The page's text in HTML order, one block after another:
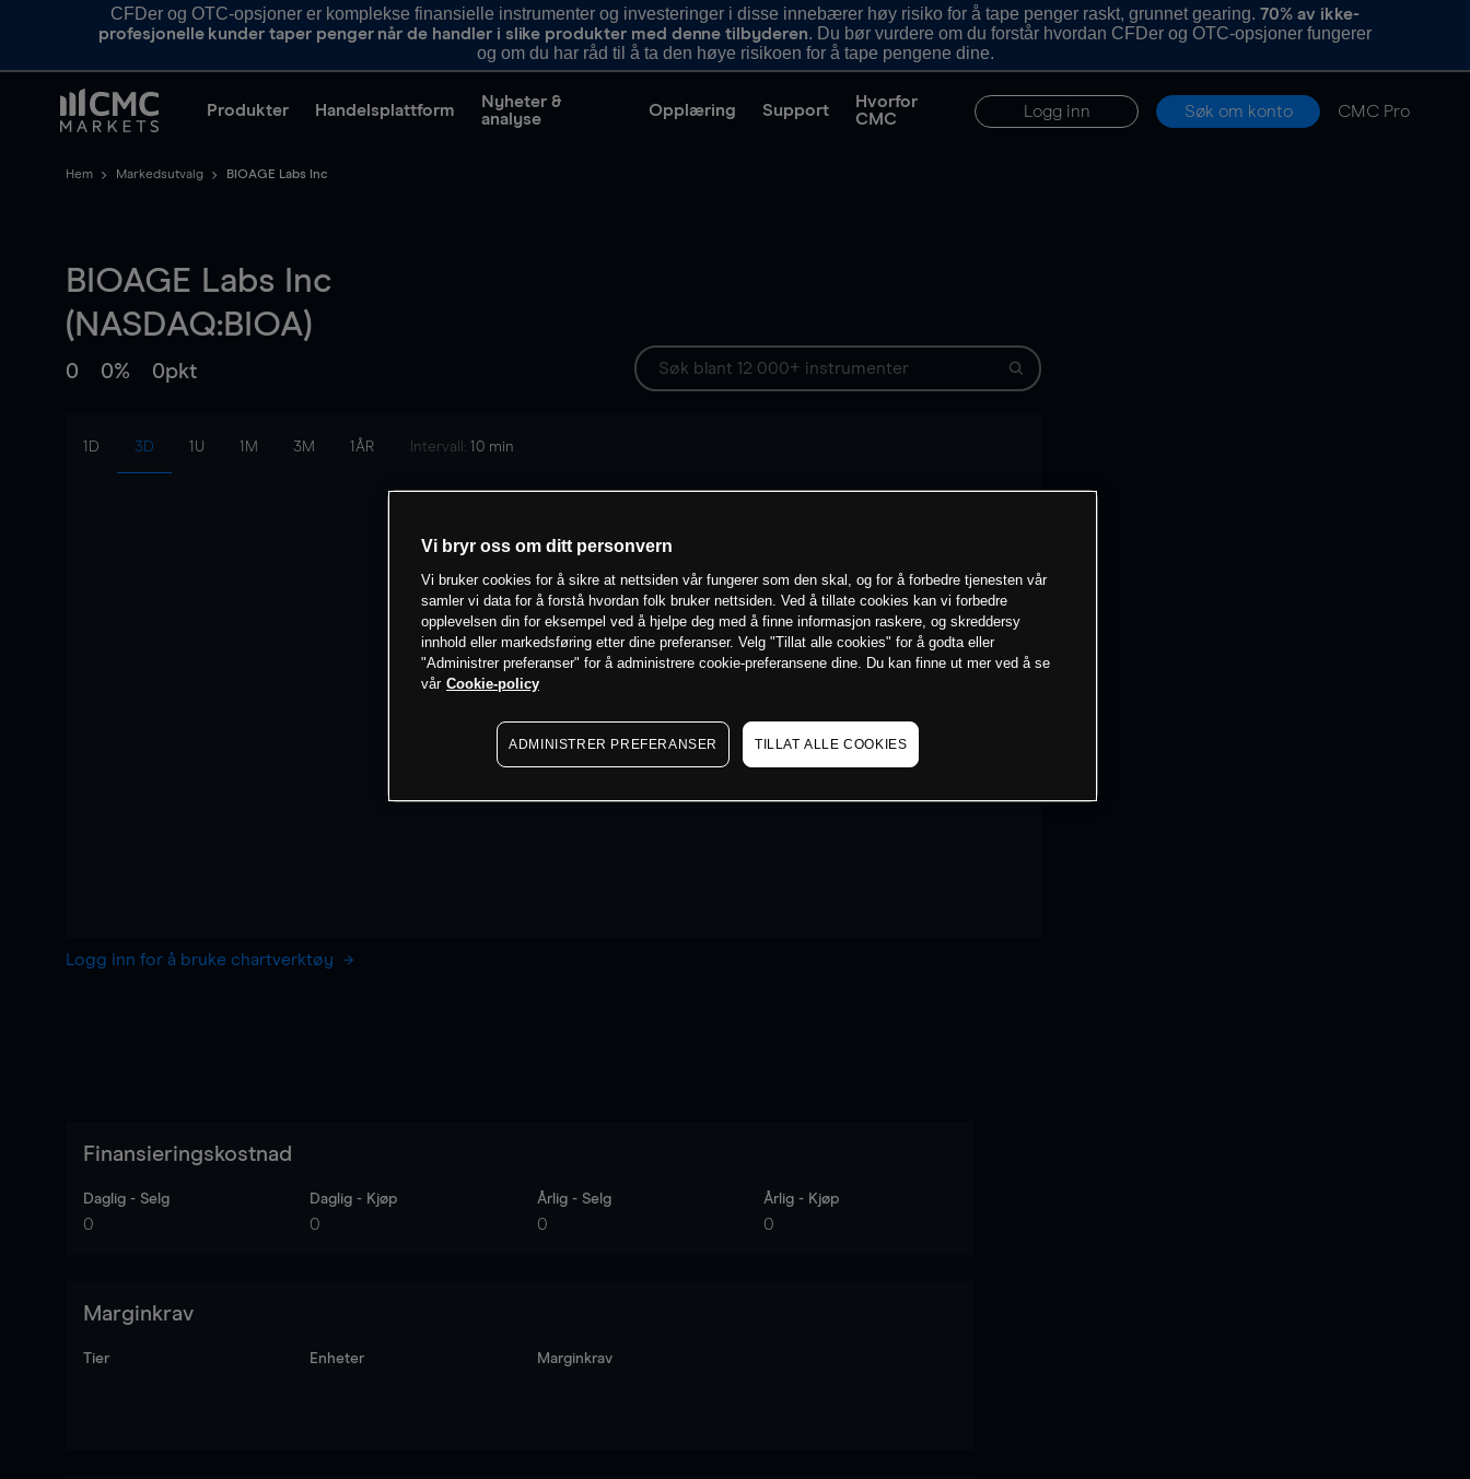
CFDer og OTC-opsjoner er komplekse finansielle instrumenter og investeringer i disse innebærer høy risiko for å tape penger raskt, grunnet gearing.70% av ikke-
profesjonelle kunder taper penger når de handler i slike produkter med denne tilbyderen. Du bør vurdere om du forstår hvordan CFDer og OTC-opsjoner fungerer
og om du har råd til å ta den høye risikoen for å tape pengene dine.
Produkter Handelsplattform
Nyheter &
analyse
Opplæring Support
Hvorfor
CMC
Logg inn Søk om konto CMC Pro
Hem Markedsutvalg BIOAGE Labs Inc
BIOAGE Labs Inc
(NASDAQ:BIOA)
0 0% 0pkt
1D 3D 1U 1M 3M 1ÅR Intervall: 10 min
Logg inn for å bruke chartverktøy
Finansieringskostnad
Daglig - Selg
0
Daglig - Kjøp
0
Årlig - Selg
0
Årlig - Kjøp
0
Marginkrav
Tier Enheter Marginkrav
Vi bryr oss om ditt personvern
Vi bruker cookies for å sikre at nettsiden vår fungerer som den skal, og for å forbedre tjenesten vår
samler vi data for å forstå hvordan folk bruker nettsiden. Ved å tillate cookies kan vi forbedre
opplevelsen din for eksempel ved å hjelpe deg med å finne informasjon raskere, og skreddersy
innhold eller markedsføring etter dine preferanser. Velg "Tillat alle cookies" for å godta eller
"Administrer preferanser" for å administrere cookie-preferansene dine. Du kan finne ut mer ved å se
vår Cookie-policy
ADMINISTRER PREFERANSER TILLAT ALLE COOKIES